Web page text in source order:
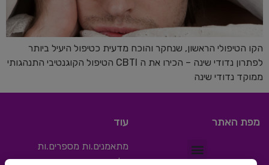
הקו הטיפולי הראשון, שנחקר והוכח מדעית כטיפול היעיל ביותר
לפתרון נדודי שינה – הכירו את ה CBTI הטיפול הקוגנטיבי התנהגותי
ממוקד נדודי שינה
מפת האתר עוד
מתאמנים.ות מספרים.ות
בלוג